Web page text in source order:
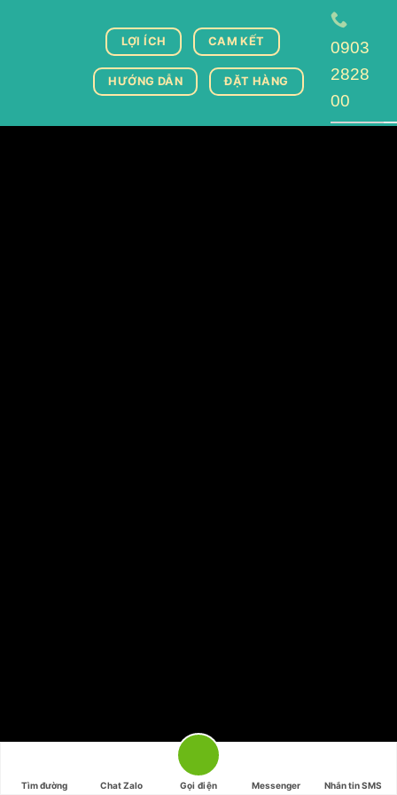
LỢI ÍCH CAM KẾT
HƯỚNG DẪN ĐẶT HÀNG
0903
2828
00
Tìm đường Chat Zalo Gọi điện Messenger Nhắn tin SMS